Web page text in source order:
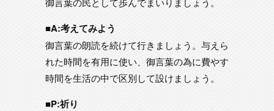
■A:考えてみよう
御言葉の朗読を続けて行きましょう。与えら
れた時間を有用に使い、御言葉の為に費やす
時間を生活の中で区別して設けましょう。
■P:祈り